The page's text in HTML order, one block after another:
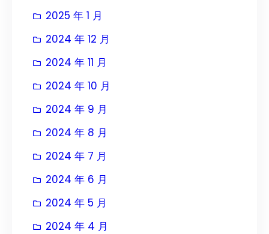
2025 年 1 月
2024 年 12 月
2024 年 11 月
2024 年 10 月
2024 年 9 月
2024 年 8 月
2024 年 7 月
2024 年 6 月
2024 年 5 月
2024 年 4 月